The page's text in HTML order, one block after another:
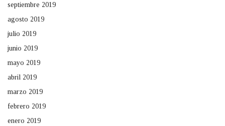
septiembre 2019
agosto 2019
julio 2019
junio 2019
mayo 2019
abril 2019
marzo 2019
febrero 2019
enero 2019